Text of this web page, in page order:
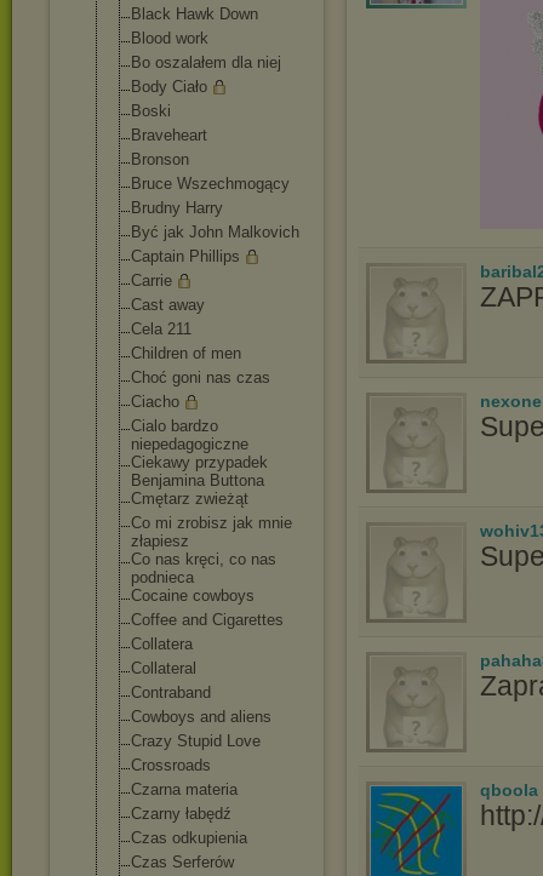
Black Hawk Down
Blood work
Bo oszalałem dla niej
Body Ciało
Boski
Braveheart
Bronson
Bruce Wszechmogący
Brudny Harry
Być jak John Malkovich
Captain Phillips
Carrie
Cast away
Cela 211
Children of men
Choć goni nas czas
Ciacho
Cialo bardzo
niepedagogiczne
Ciekawy przypadek
Benjamina Buttona
Cmętarz zwieżąt
Co mi zrobisz jak mnie
złapiesz
Co nas kręci, co nas
podnieca
Cocaine cowboys
Coffee and Cigarettes
Collatera
Collateral
Contraband
Cowboys and aliens
Crazy Stupid Love
Crossroads
Czarna materia
Czarny łabędź
Czas odkupienia
Czas Serferów
qboola